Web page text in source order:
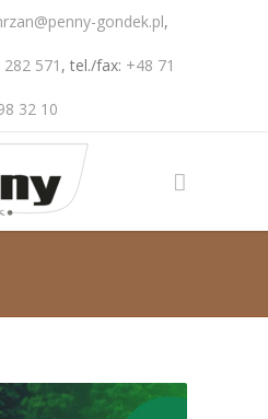
gondek.pl,
571 , tel./fax: +48 71
32 10